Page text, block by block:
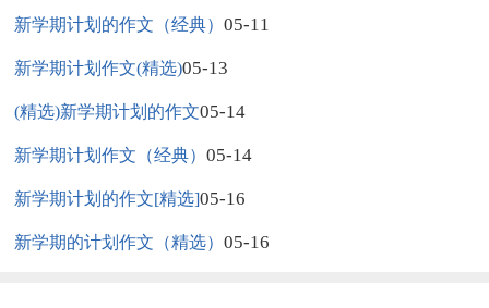
新学期计划的作文（经典）05-11
新学期计划作文(精选)05-13
(精选)新学期计划的作文05-14
新学期计划作文（经典）05-14
新学期计划的作文[精选]05-16
新学期的计划作文（精选）05-16